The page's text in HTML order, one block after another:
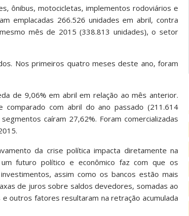
ônibus, motocicletas, implementos rodoviários e
emplacadas 266.526 unidades em abril, contra
mês de 2015 (338.813 unidades), o setor
Nos primeiros quatro meses deste ano, foram
de 9,06% em abril em relação ao mês anterior.
comparado com abril do ano passado (211.614
caíram 27,62%. Foram comercializadas
da crise política impacta diretamente na
futuro político e econômico faz com que os
assim como os bancos estão mais
de juros sobre saldos devedores, somadas ao
outros fatores resultaram na retração acumulada